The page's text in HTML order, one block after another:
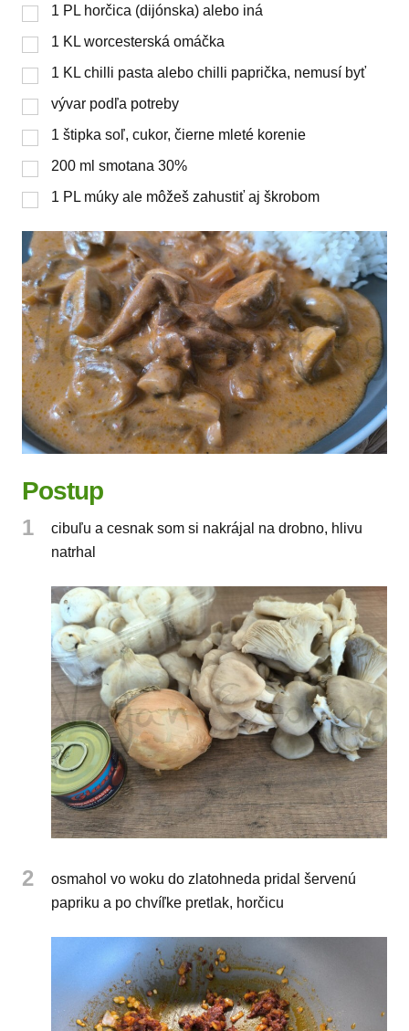
1 PL horčica (dijónska) alebo iná
1 KL worcesterská omáčka
1 KL chilli pasta alebo chilli paprička, nemusí byť
vývar podľa potreby
1 štipka soľ, cukor, čierne mleté korenie
200 ml smotana 30%
1 PL múky ale môžeš zahustiť aj škrobom
Postup
1
cibuľu a cesnak som si nakrájal na drobno, hlivu
natrhal
2
osmahol vo woku do zlatohneda pridal šervenú
papriku a po chvíľke pretlak, horčicu